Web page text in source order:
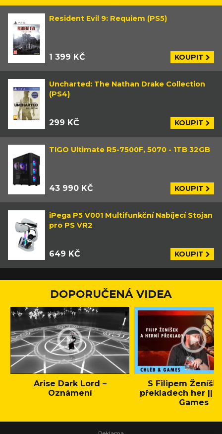
Resident Evil 9: Requiem (PS5)
1 399 KČ KOUPIT
Uncharted: The Nathan Drake Collection
(PS4)
299 KČ KOUPIT
TIGO Ultimate R5-7500F, 5070 - 1TB 32GB
43 990 KČ KOUPIT
iPega P5 V001 Multifunkční Nabíjecí Stojan
pro PS VR2
649 KČ KOUPIT
DOPORUČENÁ VIDEA
Arise Dark Lord –
Oznámení
S Filipem
překladech her ||
Games